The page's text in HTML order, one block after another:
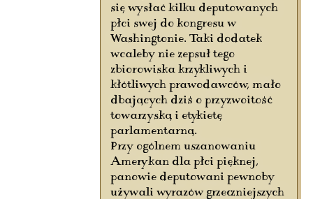
się wysłać kilku deputowanych
płci swej do kongresu w
Washingtonie. Taki dodatek
wcaleby nie zepsuł tego
zbiorowiska krzykliwych i
kłótliwych prawodawców, mało
dbających dziś o przyzwoitość
towarzyską i etykietę
parlamentarną.
Przy ogólnem uszanowaniu
Amerykan dla płci pięknej,
panowie deputowani pewnoby
używali wyrazów grzeczniejszych